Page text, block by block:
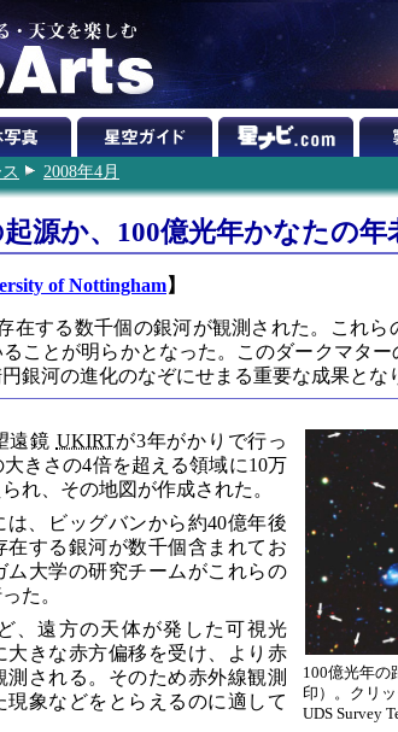
2008年4月
源か、100億光年かなたの
of Nottingham】
在する数千個の銀河が観測された。これ
ことが明らかとなった。このダークマタ
銀河の進化のなぞにせまる重要な成果とな
100億光年の
印）。クリ
UDS Survey
遠鏡 UKIRTが3年がかりで行っ
きさの4倍を超える領域に10万
れ、その地図が作成された。
は、ビッグバンから約40億年後
在する銀河が数千個含まれてお
ム大学の研究チームがこれらの
た。
、遠方の天体が発した可視光
大きな赤方偏移を受け、より赤
される。そのため赤外線観測
現象などをとらえるのに適して